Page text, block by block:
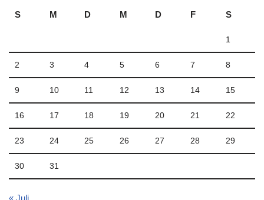
S
M D M D F S
1
2 3 4 5 6 7 8
9 10 11 12 13 14 15
16 17 18 19 20 21 22
23 24 25 26 27 28 29
30 31
« Juli